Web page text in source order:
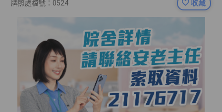
牌照處檔號：0524 收藏